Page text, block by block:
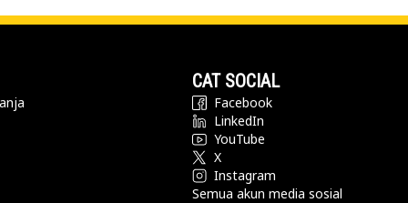
CAT SOCIAL
Facebook
LinkedIn
YouTube
X
Instagram
Semua akun media sosial